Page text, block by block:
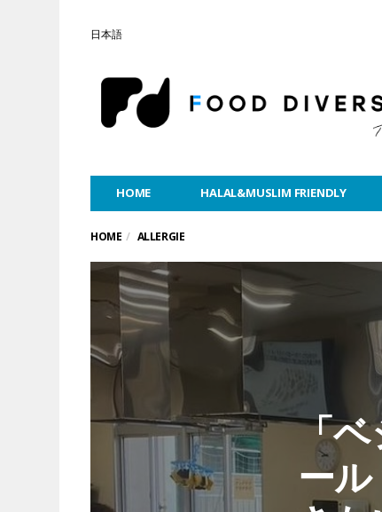
日本語
HOME HALAL&MUSLIM FRIENDLY
HOME ALLERGIE
「
ー